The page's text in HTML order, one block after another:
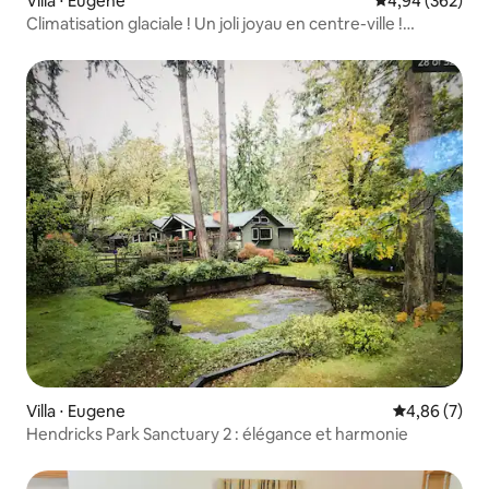
Climatisation glaciale ! Un joli joyau en centre-ville !
Villa ⋅ Eugene Évaluation
4,86 (7)
Hendricks Park Sanctuary 2 : élégance et harmonie